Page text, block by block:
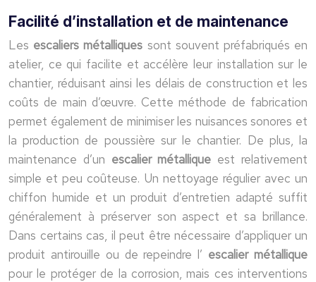
Facilité d’installation et de maintenance
Les escaliers métalliques sont souvent préfabriqués en
atelier, ce qui facilite et accélère leur installation sur le
chantier, réduisant ainsi les délais de construction et les
coûts de main d’œuvre. Cette méthode de fabrication
permet également de minimiser les nuisances sonores et
la production de poussière sur le chantier. De plus, la
maintenance d’un escalier métallique est relativement
simple et peu coûteuse. Un nettoyage régulier avec un
chiffon humide et un produit d’entretien adapté suffit
généralement à préserver son aspect et sa brillance.
Dans certains cas, il peut être nécessaire d’appliquer un
produit antirouille ou de repeindre l’ escalier métallique
pour le protéger de la corrosion, mais ces interventions